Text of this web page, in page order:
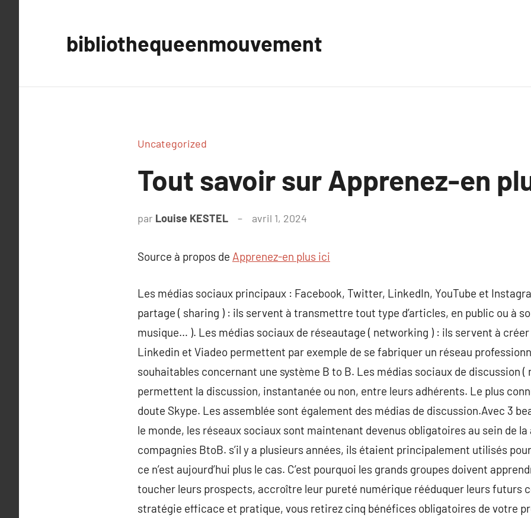
bibliothequeenmouvement
Uncategorized
Tout savoir sur Apprenez-en
par Louise KESTEL avril 1, 2024
Source à propos de Apprenez-en plus ici
Les médias sociaux principaux : Facebook, Twitter, LinkedIn, YouTube et
partage ( sharing ) : ils servent à transmettre tout type d’articles, en public ou à
musique… ). Les médias sociaux de réseautage ( networking ) : ils servent à
Linkedin et Viadeo permettent par exemple de se fabriquer un réseau
souhaitables concernant une système B to B. Les médias sociaux de discussion (
permettent la discussion, instantanée ou non, entre leurs adhérents. Le plus
doute Skype. Les assemblée sont également des médias de discussion.Avec 3
le monde, les réseaux sociaux sont maintenant devenus obligatoires au sein de
compagnies BtoB. s’il y a plusieurs années, ils étaient principalement utilisés
ce n’est aujourd’hui plus le cas. C’est pourquoi les grands groupes doivent
toucher leurs prospects, accroître leur pureté numérique rééduquer leurs futurs
stratégie efficace et pratique, vous retirez cinq bénéfices obligatoires de votre